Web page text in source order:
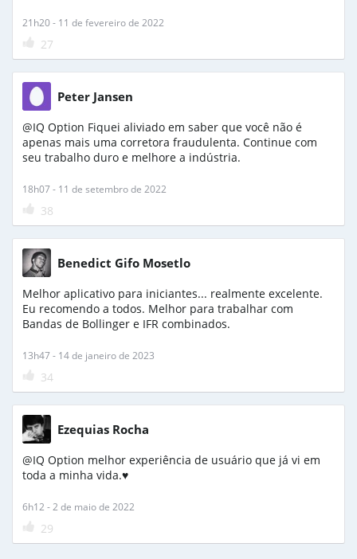
21h20 - 11 de fevereiro de 2022
27
Peter Jansen
@IQ Option Fiquei aliviado em saber que você não é
apenas mais uma corretora fraudulenta. Continue com
seu trabalho duro e melhore a indústria.
18h07 - 11 de setembro de 2022
38
Benedict Gifo Mosetlo
Melhor aplicativo para iniciantes... realmente excelente.
Eu recomendo a todos. Melhor para trabalhar com
Bandas de Bollinger e IFR combinados.
13h47 - 14 de janeiro de 2023
34
Ezequias Rocha
@IQ Option melhor experiência de usuário que já vi em
toda a minha vida.♥️
6h12 - 2 de maio de 2022
29